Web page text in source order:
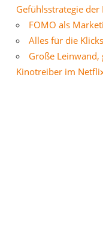
Gefühlsstrategie
FOMO als
Alles für die
Große
Kinotreiber im